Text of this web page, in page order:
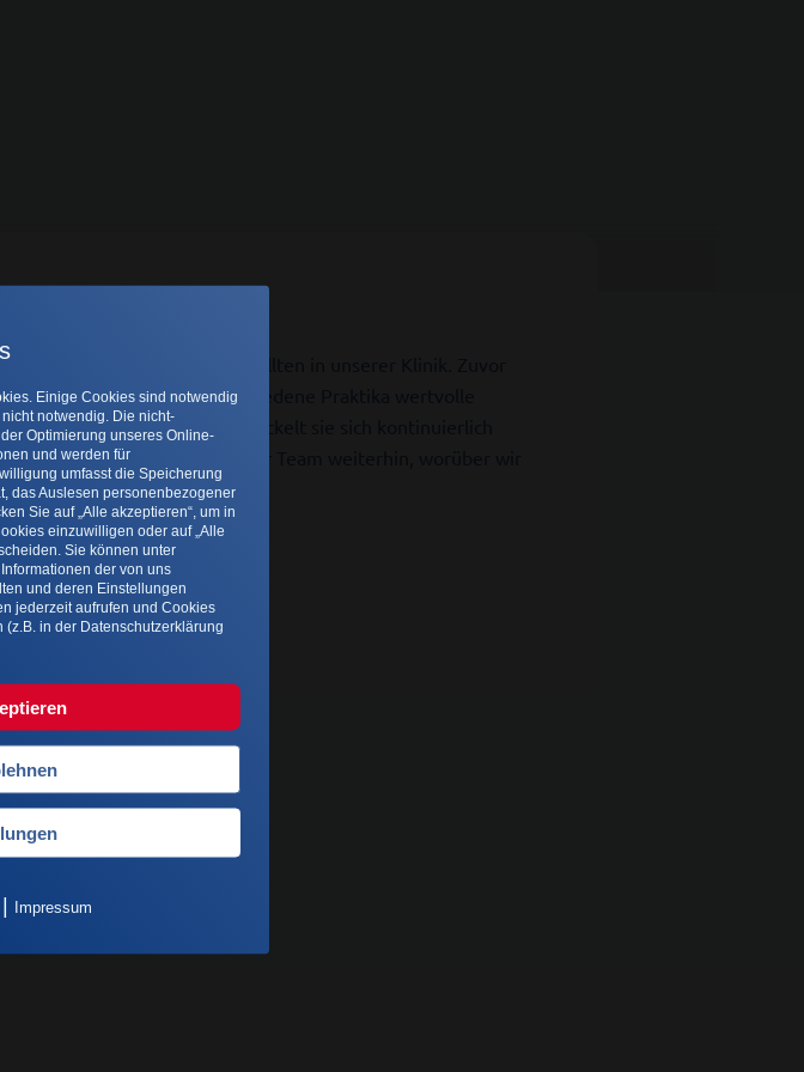
Fachangestellten in unserer Klinik. Zuvor
ihrer Schulzeit durch verschiedene Praktika wertvolle
und Interesse entwickelt sie sich kontinuierlich
Seitdem unterstützt sie unser Team weiterhin, worüber wir
Einige Cookies sind notwendig
notwendig. Die nicht-
Optimierung unseres Online-
und werden für
umfasst die Speicherung
das Auslesen personenbezogener
Sie auf „Alle akzeptieren“, um in
einzuwilligen oder auf „Alle
Sie können unter
der von uns
und deren Einstellungen
jederzeit aufrufen und Cookies
in der Datenschutzerklärung
| Impressum